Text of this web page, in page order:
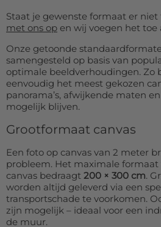
Staat je gewenste formaat er niet
met ons op en wij voegen het toe
Onze getoonde
samengesteld op basis van
optimale beeldverhoudingen. Zo
eenvoudig het meest gekozen
panorama’s, afwijkende maten
mogelijk blijven.
Grootformaat canvas
Een foto op canvas van 2 meter
probleem. Het maximale formaat
canvas bedraagt 200 × 300 cm.
worden altijd geleverd via een
transportschade te voorkomen.
zijn mogelijk – ideaal voor een
de muur.